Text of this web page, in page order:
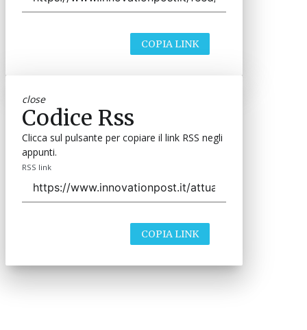
COPIA LINK
close
Codice Rss
Clicca sul pulsante per copiare il link RSS negli
appunti.
RSS link
COPIA LINK